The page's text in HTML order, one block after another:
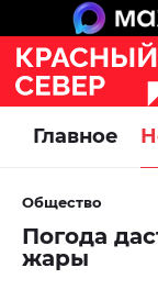
Главное
Общество
Погода
жары